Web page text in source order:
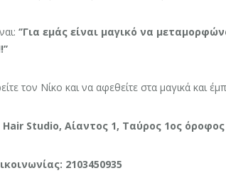
‘’Για εμάς είναι μαγικό να
τον Νίκο και να αφεθείτε στα μαγικά και
Studio, Αίαντος 1, Ταύρος 1ος όροφος
2103450935